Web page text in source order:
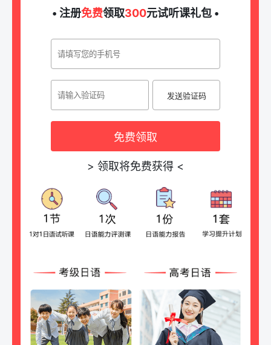
• 注册免费领取300元试听课礼包 •
发送验证码
免费领取
> 领取将免费获得 <